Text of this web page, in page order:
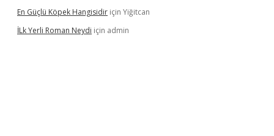
En Güçlü Köpek Hangisidir için Yiğitcan
İLk Yerli Roman Neydi için admin